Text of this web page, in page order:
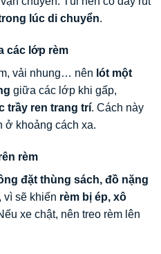
lúc di chuyển.
các lớp rèm
vải nhung… nên lót một
giữa các lớp khi gấp,
trầy ren trang trí. Cách này
ở khoảng cách xa.
rèm
đặt thùng sách, đồ nặng
, vì sẽ khiến rèm bị ép, xô
xe chật, nên treo rèm lên